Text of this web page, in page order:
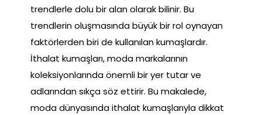
trendlerle dolu bir alan olarak bilinir. Bu
trendlerin oluşmasında büyük bir rol oynayan
faktörlerden biri de kullanılan kumaşlardır.
İthalat kumaşları, moda markalarının
koleksiyonlarında önemli bir yer tutar ve
adlarından sıkça söz ettirir. Bu makalede,
moda dünyasında ithalat kumaşlarıyla dikkat